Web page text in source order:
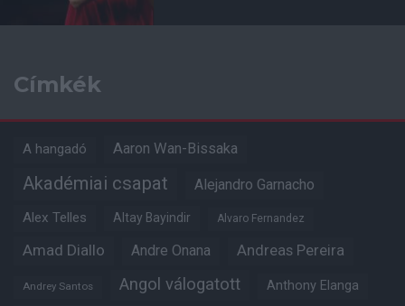
Címkék
A hangadó Aaron Wan-Bissaka
Akadémiai csapat Alejandro Garnacho
Alex Telles Altay Bayindir Alvaro Fernandez
Amad Diallo Andre Onana Andreas Pereira
Andrey Santos Angol válogatott Anthony Elanga